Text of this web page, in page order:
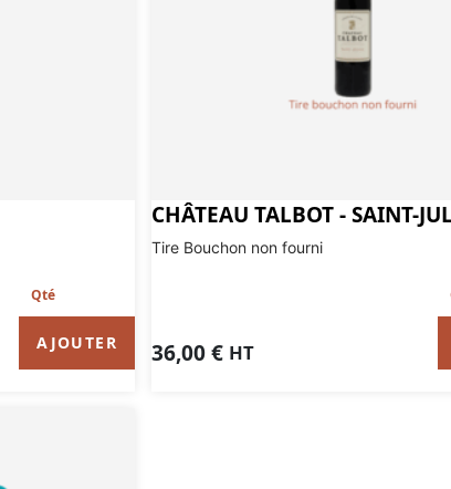
AJOUTER
CHÂTEAU TALBOT - SAINT-
Tire Bouchon non fourni
36,00€ HT